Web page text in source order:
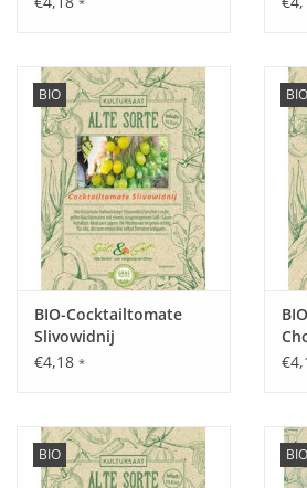
Aussaat:
Von April - Anfang August im
Reihen.
Keimung:
Nach ca. 8 – 10 Tagen. Empfindlich
Optimale Keimtemperatur 25°C.
Abstand in der Reihe 10 cm, zwischen
ggf. vereinzeln.
BIO
BIO-Cocktailtomate
Slivowidnij
€4,18 *
BIO
BIO BIO